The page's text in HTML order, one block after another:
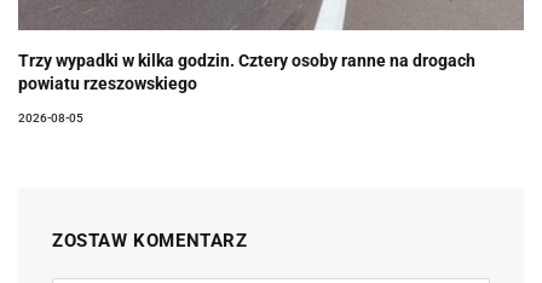
Trzy wypadki w kilka godzin. Cztery osoby ranne na drogach
powiatu rzeszowskiego
2026-08-05
ZOSTAW KOMENTARZ